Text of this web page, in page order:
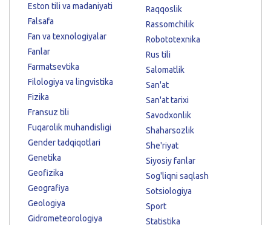
Eston tili va madaniyati
Falsafa
Fan va texnologiyalar
Fanlar
Farmatsevtika
Filologiya va lingvistika
Fizika
Fransuz tili
Fuqarolik muhandisligi
Gender tadqiqotlari
Genetika
Geofizika
Geografiya
Geologiya
Gidrometeorologiya
Raqqoslik
Rassomchilik
Robototexnika
Rus tili
Salomatlik
San'at
San'at tarixi
Savodxonlik
Shaharsozlik
She'riyat
Siyosiy fanlar
Sog'liqni saqlash
Sotsiologiya
Sport
Statistika